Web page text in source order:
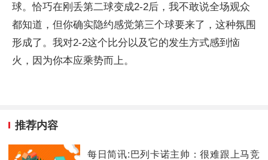
球。恰巧在刚丢第二球变成2-2后，我不敢说全场观众
都知道，但你确实隐约感觉第三个球要来了，这种氛围
形成了。我对2-2这个比分以及它的发生方式感到恼
火，因为你本应乘势而上。
推荐内容
每日简讯:巴列卡诺主帅：很难跟上马竞